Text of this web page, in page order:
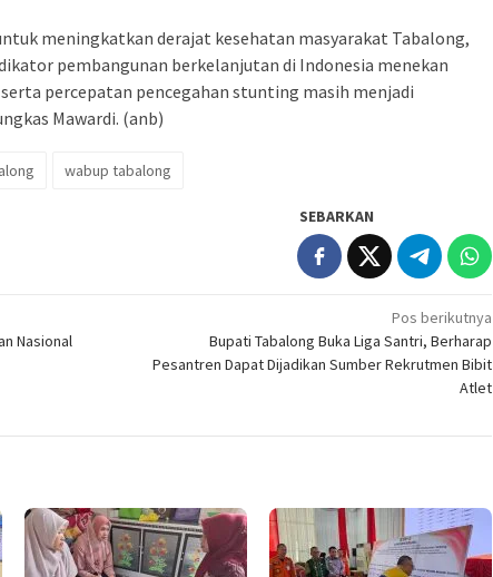
meningkatkan derajat kesehatan masyarakat Tabalong,
pembangunan berkelanjutan di Indonesia menekan
percepatan pencegahan stunting masih menjadi
Mawardi. (anb)
wabup tabalong
SEBARKAN
Nasional
Pos berikutnya
Bupati Tabalong Buka Liga Santri, Berharap
Pesantren Dapat Dijadikan Sumber Rekrutmen Bibit
Atlet